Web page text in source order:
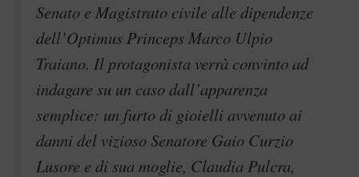
Senato e Magistrato civile alle dipendenze
dell’Optimus Princeps Marco Ulpio
Traiano. Il protagonista verrà convinto ad
indagare su un caso dall’apparenza
semplice: un furto di gioielli avvenuto ai
danni del vizioso Senatore Gaio Curzio
Lusore e di sua moglie, Claudia Pulcra,